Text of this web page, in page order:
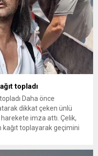
topladı
Daha önce
dikkat çeken ünlü
imza attı. Çelik,
kağıt toplayarak geçimini